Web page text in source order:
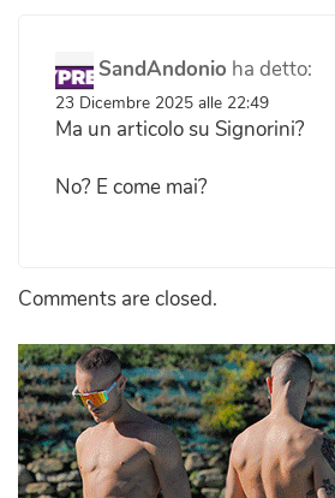
SandAndonio ha detto:
23 Dicembre 2025 alle 22:49
Ma un articolo su Signorini?
No? E come mai?
Comments are closed.